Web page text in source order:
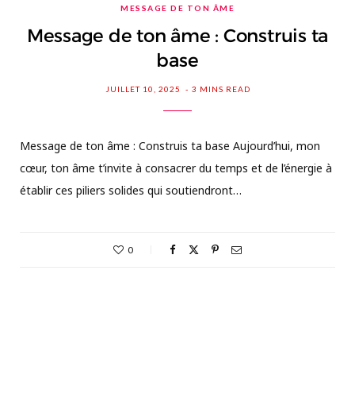
MESSAGE DE TON ÂME
Message de ton âme : Construis ta
base
JUILLET 10, 2025 3 MINS READ
Message de ton âme : Construis ta base Aujourd’hui, mon
cœur, ton âme t’invite à consacrer du temps et de l’énergie à
établir ces piliers solides qui soutiendront…
0